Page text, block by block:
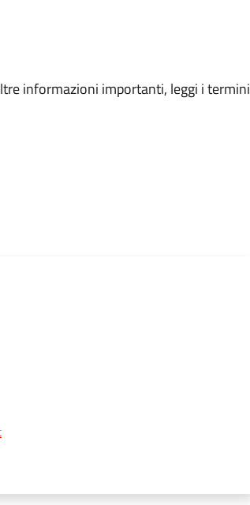
informazioni importanti, leggi i termini